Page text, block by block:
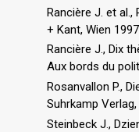
Rancière J. et al.,
+ Kant, Wien 1997.
Rancière J., Dix
Aux bords du
Rosanvallon P.,
Suhrkamp
Steinbeck J.,